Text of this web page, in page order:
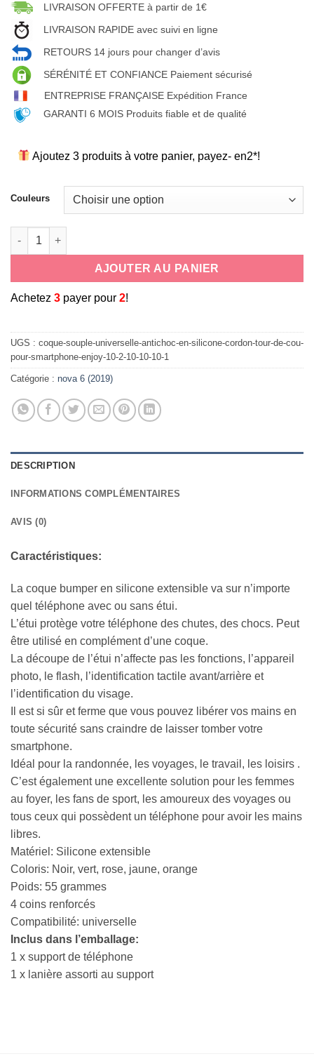
LIVRAISON OFFERTE à partir de 1€
LIVRAISON RAPIDE avec suivi en ligne
RETOURS 14 jours pour changer d’avis
SÉRÉNITÉ ET CONFIANCE Paiement sécurisé
ENTREPRISE FRANÇAISE Expédition France
GARANTI 6 MOIS Produits fiable et de qualité
Ajoutez 3 produits à votre panier, payez- en2*!
Couleurs
quantité de coque souple universelle antichoc en silicone
AJOUTER AU PANIER
Achetez 3 payer pour 2!
UGS : coque-souple-universelle-antichoc-en-silicone-cordon-tour-de-cou-
pour-smartphone-enjoy-10-2-10-10-10-1
Catégorie : nova 6 (2019)
DESCRIPTION
INFORMATIONS COMPLÉMENTAIRES
AVIS (0)
Caractéristiques:
La coque bumper en silicone extensible va sur n’importe
quel téléphone avec ou sans étui.
L’étui protège votre téléphone des chutes, des chocs. Peut
être utilisé en complément d’une coque.
La découpe de l’étui n’affecte pas les fonctions, l’appareil
photo, le flash, l’identification tactile avant/arrière et
l’identification du visage.
Il est si sûr et ferme que vous pouvez libérer vos mains en
toute sécurité sans craindre de laisser tomber votre
smartphone.
Idéal pour la randonnée, les voyages, le travail, les loisirs .
C’est également une excellente solution pour les femmes
au foyer, les fans de sport, les amoureux des voyages ou
tous ceux qui possèdent un téléphone pour avoir les mains
libres.
Matériel: Silicone extensible
Coloris: Noir, vert, rose, jaune, orange
Poids: 55 grammes
4 coins renforcés
Compatibilité: universelle
Inclus dans l’emballage:
1 x support de téléphone
1 x lanière assorti au support